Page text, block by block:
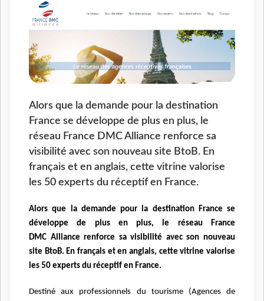
Alors que la demande pour la destination
France se développe de plus en plus, le
réseau France DMC Alliance renforce sa
visibilité avec son nouveau site BtoB. En
français et en anglais, cette vitrine valorise
les 50 experts du réceptif en France.
Alors que la demande pour la destination France se
développe de plus en plus, le réseau France
DMC Alliance renforce sa visibilité avec son nouveau
site BtoB. En français et en anglais, cette vitrine valorise
les 50 experts du réceptif en France.
Destiné aux professionnels du tourisme (Agences de